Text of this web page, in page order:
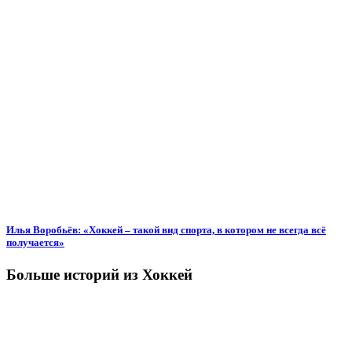
Илья Воробьёв: «Хоккей – такой вид спорта, в котором не всегда всё
получается»
Больше историй из Хоккей